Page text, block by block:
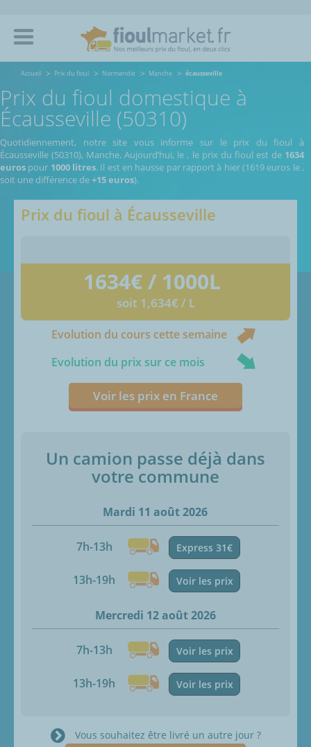
Accueil Prix du fioul Normandie Manche écausseville
Prix du fioul domestique à
Écausseville (50310)
Quotidiennement, notre site vous informe sur le prix du fioul à
Écausseville (50310), Manche.Aujourd’hui, le , le prix du fioul est de 1634
euros pour 1000 litres. Il est en hausse par rapport à hier (1619 euros le,
soit une différence de+15 euros).
Prix du fioul à Écausseville
1634€ / 1000L
soit 1,634€ / L
Evolution du cours cette semaine
Evolution du prix sur ce mois
Voir les prix en France
Un camion passe déjà dans
votre commune
Mardi 11 août 2026
7h-13h Express 31€
13h-19h Voir les prix
Mercredi 12 août 2026
7h-13h Voir les prix
13h-19h Voir les prix
Vous souhaitez être livré un autre jour ?